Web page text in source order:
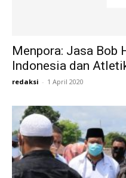
Menpora: Jasa Bob
Indonesia dan
redaksi - 1 April 2020